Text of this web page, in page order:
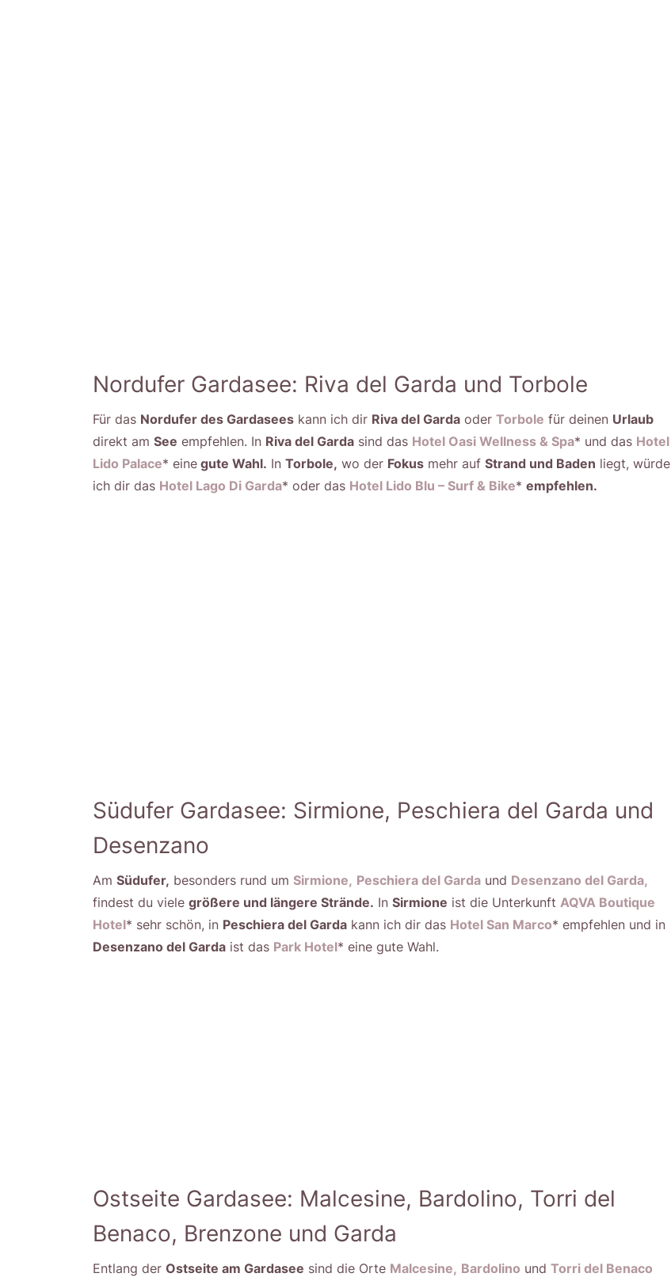
Nordufer Gardasee: Riva del Garda und Torbole
Für das Nordufer des Gardasees kann ich dir Riva del Garda oder Torbole für deinen Urlaub
direkt am See empfehlen. In Riva del Garda sind das Hotel Oasi Wellness & Spa* und das Hotel
Lido Palace* eine gute Wahl. In Torbole, wo der Fokus mehr auf Strand und Baden liegt, würde
ich dir das Hotel Lago Di Garda* oder das Hotel Lido Blu – Surf & Bike* empfehlen.
Südufer Gardasee: Sirmione, Peschiera del Garda und
Desenzano
Am Südufer, besonders rund um Sirmione, Peschiera del Garda und Desenzano del Garda,
findest du viele größere und längere Strände. In Sirmione ist die Unterkunft AQVA Boutique
Hotel* sehr schön, in Peschiera del Garda kann ich dir das Hotel San Marco* empfehlen und in
Desenzano del Garda ist das Park Hotel* eine gute Wahl.
Ostseite Gardasee: Malcesine, Bardolino, Torri del
Benaco, Brenzone und Garda
Entlang der Ostseite am Gardasee sind die Orte Malcesine, Bardolino und Torri del Benaco